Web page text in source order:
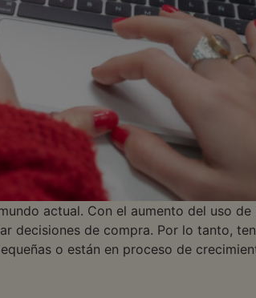
actual. Con el aumento del uso de
decisiones de compra. Por lo tanto,
o están en proceso de